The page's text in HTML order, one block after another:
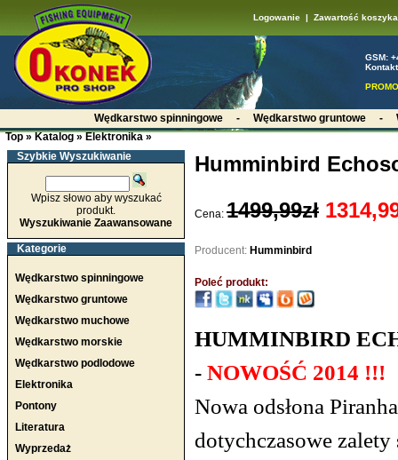
Logowanie| Zawartość koszyka
GSM:
Wędkarstwo spinningowe - Wędkarstwo gruntowe -
Top » Katalog » Elektronika »
Szybkie Wyszukiwanie
Wpisz słowo aby wyszukać
produkt.
Wyszukiwanie Zaawansowane
Kategorie
Wędkarstwo spinningowe
Wędkarstwo gruntowe
Wędkarstwo muchowe
Wędkarstwo morskie
Wędkarstwo podlodowe
Elektronika
Pontony
Literatura
Wyprzedaż
Humminbird
Cena: 1499,99zł
Producent: Humminbird
Poleć produkt:
HUMMINBIRD
- NOWOŚĆ 2014 !!!
Nowa odsłona
dotychczasowe